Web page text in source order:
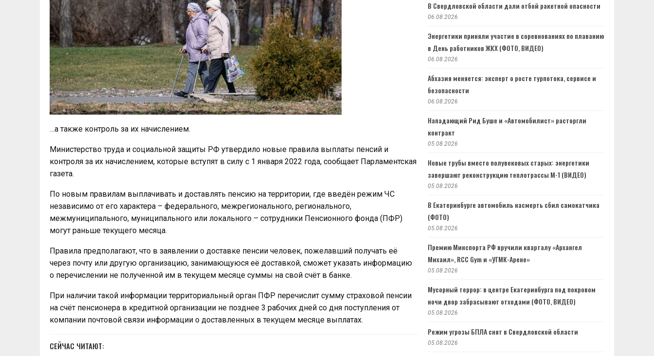
…а также контроль за их начислением.
Министерство труда и социальной защиты РФ утвердило новые правила выплаты пенсий и
контроля за их начислением, которые вступят в силу с 1 января 2022 года, сообщает Парламентская
газета.
По новым правилам выплачивать и доставлять пенсию на территории, где введён режим ЧС
независимо от его характера – федерального, межрегионального, регионального,
межмуниципального, муниципального или локального – сотрудники Пенсионного фонда (ПФР)
могут раньше текущего месяца.
Правила предполагают, что в заявлении о доставке пенсии человек, пожелавший получать её
через почту или другую организацию, занимающуюся её доставкой, сможет указать информацию
о перечислении не полученной им в текущем месяце суммы на свой счёт в банке.
При наличии такой информации территориальный орган ПФР перечислит сумму страховой пенсии
на счёт пенсионера в кредитной организации не позднее 3 рабочих дней со дня поступления от
компании почтовой связи информации о доставленных в текущем месяце выплатах.
СЕЙЧАС ЧИТАЮТ:
В Свердловской области дали отбой ракетной опасности
06.08.2026
Энергетики приняли участие в соревнованиях по плаванию
в День работников ЖКХ (ФОТО, ВИДЕО)
06.08.2026
Абхазия меняется: эксперт о росте турпотока, сервисе и
безопасности
06.08.2026
Нападающий Рид Буше и «Автомобилист» расторгли
контракт
05.08.2026
Новые трубы вместо полувековых старых: энергетики
завершают реконструкцию теплотрассы М-1 (ВИДЕО)
05.08.2026
В Екатеринбурге автомобиль насмерть сбил самокатчика
(ФОТО)
05.08.2026
Премию Минспорта РФ вручили кварталу «Архангел
Михаил», RCC Gym и «УГМК-Арене»
05.08.2026
Мусорный террор: в центре Екатеринбурга под покровом
ночи двор забрасывают отходами (ФОТО, ВИДЕО)
05.08.2026
Режим угрозы БПЛА снят в Свердловской области
05.08.2026